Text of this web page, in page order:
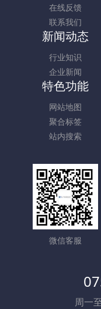
在线反馈
联系我们
新闻动态
行业知识
企业新闻
特色功能
网站地图
聚合标签
站内搜索
微信客服
周一